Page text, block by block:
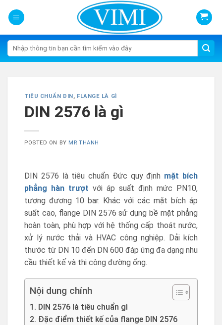
Tìm
kiếm:
TIÊU CHUẨN DIN, FLANGE LÀ GÌ
DIN 2576 là gì
POSTED ON BY MR THANH
DIN 2576 là tiêu chuẩn Đức quy định mặt bích
phẳng hàn trượt với áp suất định mức PN10,
tương đương 10 bar. Khác với các mặt bích áp
suất cao, flange DIN 2576 sử dụng bề mặt phẳng
hoàn toàn, phù hợp với hệ thống cấp thoát nước,
xử lý nước thải và HVAC công nghiệp. Dải kích
thước từ DN 10 đến DN 600 đáp ứng đa dạng nhu
cầu thiết kế và thi công đường ống.
Nội dung chính
1. DIN 2576 là tiêu chuẩn gì
2. Đặc điểm thiết kế của flange DIN 2576